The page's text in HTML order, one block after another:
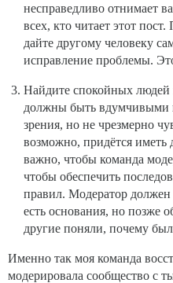
несправедливо отнимает
всех, кто читает этот
дайте другому человеку
исправление проблемы.
Найдите спокойных людей
должны быть вдумчивыми
зрения, но не чрезмерно
возможно, придётся иметь
важно, чтобы команда
чтобы обеспечить
правил. Модератор должен
есть основания, но позже
другие поняли, почему
Именно так моя команда
модерировала сообщество с